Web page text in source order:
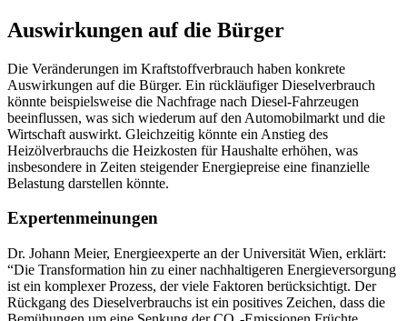
Auswirkungen auf die Bürger
Die Veränderungen im Kraftstoffverbrauch haben konkrete
Auswirkungen auf die Bürger. Ein rückläufiger Dieselverbrauch
könnte beispielsweise die Nachfrage nach Diesel-Fahrzeugen
beeinflussen, was sich wiederum auf den Automobilmarkt und die
Wirtschaft auswirkt. Gleichzeitig könnte ein Anstieg des
Heizölverbrauchs die Heizkosten für Haushalte erhöhen, was
insbesondere in Zeiten steigender Energiepreise eine finanzielle
Belastung darstellen könnte.
Expertenmeinungen
Dr. Johann Meier, Energieexperte an der Universität Wien, erklärt:
“Die Transformation hin zu einer nachhaltigeren Energieversorgung
ist ein komplexer Prozess, der viele Faktoren berücksichtigt. Der
Rückgang des Dieselverbrauchs ist ein positives Zeichen, dass die